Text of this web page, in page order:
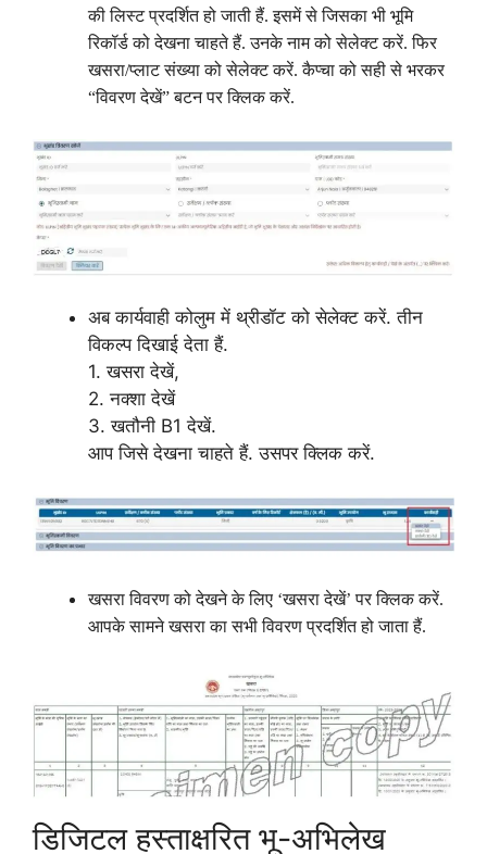
की लिस्ट प्रदर्शित हो जाती हैं. इसमें से जिसका भी भूमि
रिकॉर्ड को देखना चाहते हैं. उनके नाम को सेलेक्ट करें. फिर
खसरा/प्लाट संख्या को सेलेक्ट करें. कैप्चा को सही से भरकर
“विवरण देखें” बटन पर क्लिक करें.
अब कार्यवाही कोलुम में थ्रीडॉट को सेलेक्ट करें. तीन
विकल्प दिखाई देता हैं.
1. खसरा देखें,
2. नक्शा देखें
3. खतौनी B1 देखें.
आप जिसे देखना चाहते हैं. उसपर क्लिक करें.
खसरा विवरण को देखने के लिए ‘खसरा देखें’ पर क्लिक करें.
आपके सामने खसरा का सभी विवरण प्रदर्शित हो जाता हैं.
डिजिटल हस्ताक्षरित भू-अभिलेख